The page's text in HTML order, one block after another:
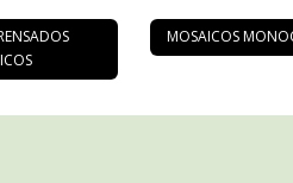
MOSAICOS